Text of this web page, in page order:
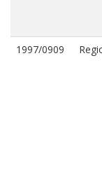
1997/0909